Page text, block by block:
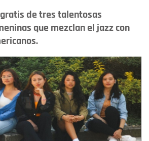
de tres talentosas
que mezclan el jazz con